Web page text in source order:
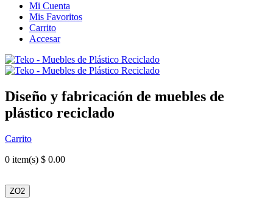
Mi Cuenta
Mis Favoritos
Carrito
Accesar
Diseño y fabricación de muebles de
plástico reciclado
Carrito
0 item(s) $ 0.00
ZO2